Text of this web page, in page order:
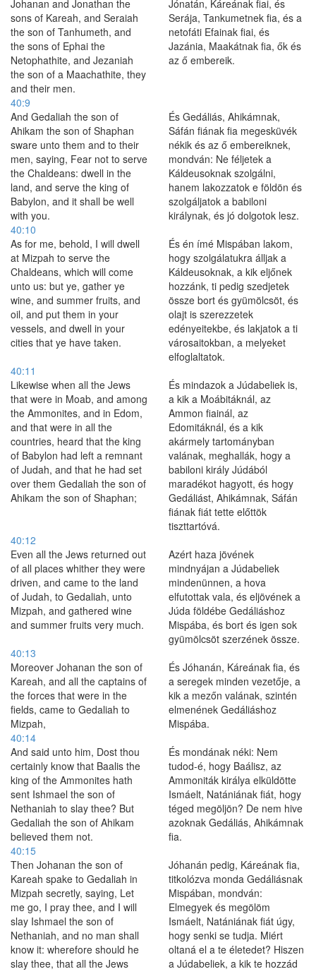
Johanan and Jonathan the
sons of Kareah, and Seraiah
the son of Tanhumeth, and
the sons of Ephai the
Netophathite, and Jezaniah
the son of a Maachathite, they
and their men.
Jónatán, Káreának fiai, és
Serája, Tankumetnek fia, és a
netofáti Efainak fiai, és
Jazánia, Maakátnak fia, ők és
az ő embereik.
40:9
And Gedaliah the son of
Ahikam the son of Shaphan
sware unto them and to their
men, saying, Fear not to serve
the Chaldeans: dwell in the
land, and serve the king of
Babylon, and it shall be well
with you.
És Gedáliás, Ahikámnak,
Sáfán fiának fia megesküvék
nékik és az ő embereiknek,
mondván: Ne féljetek a
Káldeusoknak szolgálni,
hanem lakozzatok e földön és
szolgáljatok a babiloni
királynak, és jó dolgotok lesz.
40:10
As for me, behold, I will dwell
at Mizpah to serve the
Chaldeans, which will come
unto us: but ye, gather ye
wine, and summer fruits, and
oil, and put them in your
vessels, and dwell in your
cities that ye have taken.
És én ímé Mispában lakom,
hogy szolgálatukra álljak a
Káldeusoknak, a kik eljőnek
hozzánk, ti pedig szedjetek
össze bort és gyümölcsöt, és
olajt is szerezzetek
edényeitekbe, és lakjatok a ti
városaitokban, a melyeket
elfoglaltatok.
40:11
Likewise when all the Jews
that were in Moab, and among
the Ammonites, and in Edom,
and that were in all the
countries, heard that the king
of Babylon had left a remnant
of Judah, and that he had set
over them Gedaliah the son of
Ahikam the son of Shaphan;
És mindazok a Júdabeliek is,
a kik a Moábitáknál, az
Ammon fiainál, az
Edomitáknál, és a kik
akármely tartományban
valának, meghallák, hogy a
babiloni király Júdából
maradékot hagyott, és hogy
Gedáliást, Ahikámnak, Sáfán
fiának fiát tette előttök
tiszttartóvá.
40:12
Even all the Jews returned out
of all places whither they were
driven, and came to the land
of Judah, to Gedaliah, unto
Mizpah, and gathered wine
and summer fruits very much.
Azért haza jövének
mindnyájan a Júdabeliek
mindenünnen, a hova
elfutottak vala, és eljövének a
Júda földébe Gedáliáshoz
Mispába, és bort és igen sok
gyümölcsöt szerzének össze.
40:13
Moreover Johanan the son of
Kareah, and all the captains of
the forces that were in the
fields, came to Gedaliah to
Mizpah,
És Jóhanán, Káreának fia, és
a seregek minden vezetője, a
kik a mezőn valának, szintén
elmenének Gedáliáshoz
Mispába.
40:14
And said unto him, Dost thou
certainly know that Baalis the
king of the Ammonites hath
sent Ishmael the son of
Nethaniah to slay thee? But
Gedaliah the son of Ahikam
believed them not.
És mondának néki: Nem
tudod-é, hogy Baálisz, az
Ammoniták királya elküldötte
Ismáelt, Natániának fiát, hogy
téged megöljön? De nem hive
azoknak Gedáliás, Ahikámnak
fia.
40:15
Then Johanan the son of
Kareah spake to Gedaliah in
Mizpah secretly, saying, Let
me go, I pray thee, and I will
slay Ishmael the son of
Nethaniah, and no man shall
know it: wherefore should he
slay thee, that all the Jews
Jóhanán pedig, Káreának fia,
titkolózva monda Gedáliásnak
Mispában, mondván:
Elmegyek és megölöm
Ismáelt, Natániának fiát úgy,
hogy senki se tudja. Miért
oltaná el a te életedet? Hiszen
a Júdabeliek, a kik te hozzád